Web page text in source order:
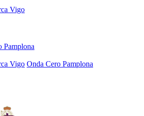
Vigo
Pamplona
Vigo Onda Cero Pamplona